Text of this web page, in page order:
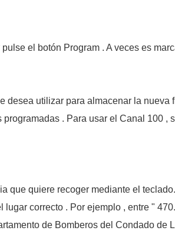
el botón Program . A veces es
desea utilizar para almacenar la nueva
programadas . Para usar el Canal 100 ,
que quiere recoger mediante el
lugar correcto . Por ejemplo , entre "
de Bomberos del Condado de